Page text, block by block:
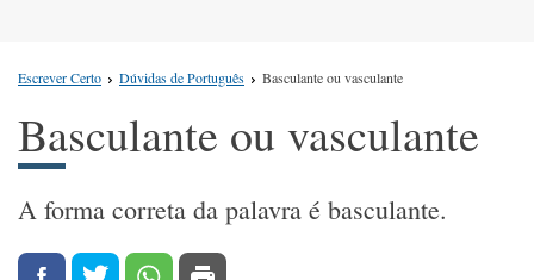
Escrever Certo Dúvidas de Português Basculante ou vasculante
Basculante ou vasculante
A forma correta da palavra é basculante.